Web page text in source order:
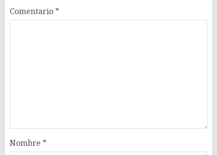
Comentario *
Nombre *